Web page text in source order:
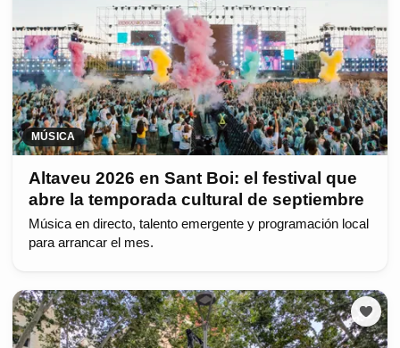
MÚSICA
Altaveu 2026 en Sant Boi: el festival que
abre la temporada cultural de septiembre
Música en directo, talento emergente y programación local
para arrancar el mes.